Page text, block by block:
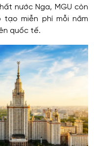
nước Nga, MGU còn
miễn phí mỗi năm
quốc tế.